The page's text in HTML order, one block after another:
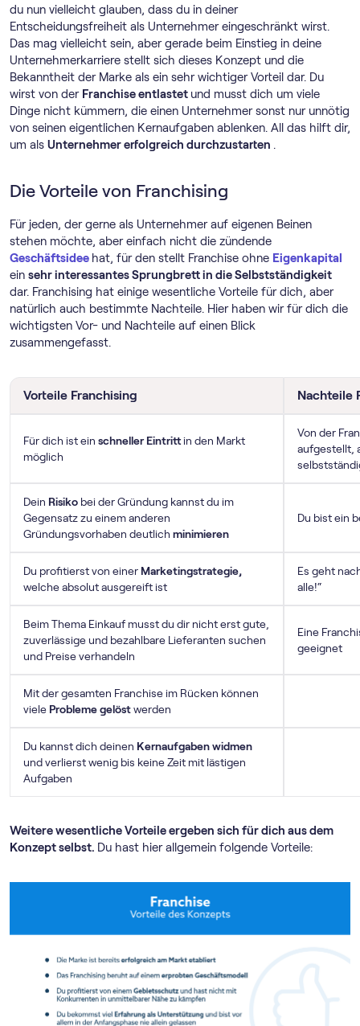
du nun vielleicht glauben, dass du in deiner
Entscheidungsfreiheit als Unternehmer eingeschränkt wirst.
Das mag vielleicht sein, aber gerade beim Einstieg in deine
Unternehmerkarriere stellt sich dieses Konzept und die
Bekanntheit der Marke als ein sehr wichtiger Vorteil dar. Du
wirst von der Franchise entlastet und musst dich um viele
Dinge nicht kümmern, die einen Unternehmer sonst nur unnötig
von seinen eigentlichen Kernaufgaben ablenken. All das hilft dir,
um als Unternehmer erfolgreich durchzustarten .
Die Vorteile von Franchising
Für jeden, der gerne als Unternehmer auf eigenen Beinen
stehen möchte, aber einfach nicht die zündende
Geschäftsidee hat, für den stellt Franchise ohne Eigenkapital
ein sehr interessantes Sprungbrett in die Selbstständigkeit
dar. Franchising hat einige wesentliche Vorteile für dich, aber
natürlich auch bestimmte Nachteile. Hier haben wir für dich die
wichtigsten Vor- und Nachteile auf einen Blick
zusammengefasst.
Vorteile Franchising Nachteile
Für dich ist ein schneller Eintrittin den Markt
möglich
Von der
aufgestellt,
Dein Risiko bei der Gründung kannst du im
Gegensatz zu einem anderen
Gründungsvorhaben deutlich minimieren
Du bist ein
Du profitierst von einer Marketingstrategie,
welche absolut ausgereift ist
Es geht
alle!“
Beim Thema Einkauf musst du dir nicht erst gute,
zuverlässige und bezahlbare Lieferanten suchen
und Preise verhandeln
Eine
geeignet
Mit der gesamten Franchise im Rücken können
viele Probleme gelöstwerden
Du kannst dich deinen Kernaufgaben widmen
und verlierst wenig bis keine Zeit mit lästigen
Aufgaben
Weitere wesentliche Vorteile ergeben sich für dich aus dem
Konzept selbst. Du hast hier allgemein folgende Vorteile: